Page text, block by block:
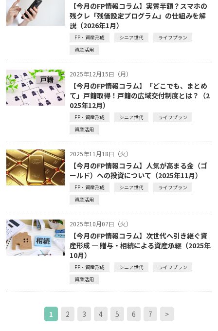
【今月のFP情報コラム】実質半額？スマホの
残クレ「残価設定プログラム」の仕組みを解
説（2026年1月）
FP・資産形成 シニア世代
ライフプラン
資産活用
2025年12月15日（月）
【今月のFP情報コラム】「どこでも、まとめ
て」戸籍取得！戸籍の広域交付制度とは？（2
025年12月）
FP・資産形成 シニア世代
ライフプラン
資産活用
2025年11月18日（火）
【今月のFP情報コラム】人気が高まる金（ゴ
ールド）への投資について（2025年11月）
FP・資産形成 シニア世代
ライフプラン
資産活用
2025年10月07日（火）
【今月のFP情報コラム】次世代へ引き継ぐ資
産形成 ― 贈与・相続による資産承継（2025年
10月）
FP・資産形成 シニア世代
ライフプラン
資産活用
1 2 3 4 5 6 7 >